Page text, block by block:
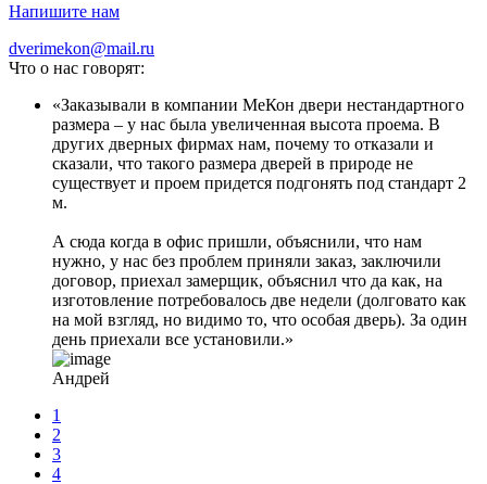
Напишите нам
dverimekon@mail.ru
Что о нас говорят:
Заказывали в компании МеКон двери нестандартного
размера – у нас была увеличенная высота проема. В
других дверных фирмах нам, почему то отказали и
сказали, что такого размера дверей в природе не
существует и проем придется подгонять под стандарт 2
м.
А сюда когда в офис пришли, объяснили, что нам
нужно, у нас без проблем приняли заказ, заключили
договор, приехал замерщик, объяснил что да как, на
изготовление потребовалось две недели (долговато как
на мой взгляд, но видимо то, что особая дверь). За один
день приехали все установили.
Андрей
1
2
3
4